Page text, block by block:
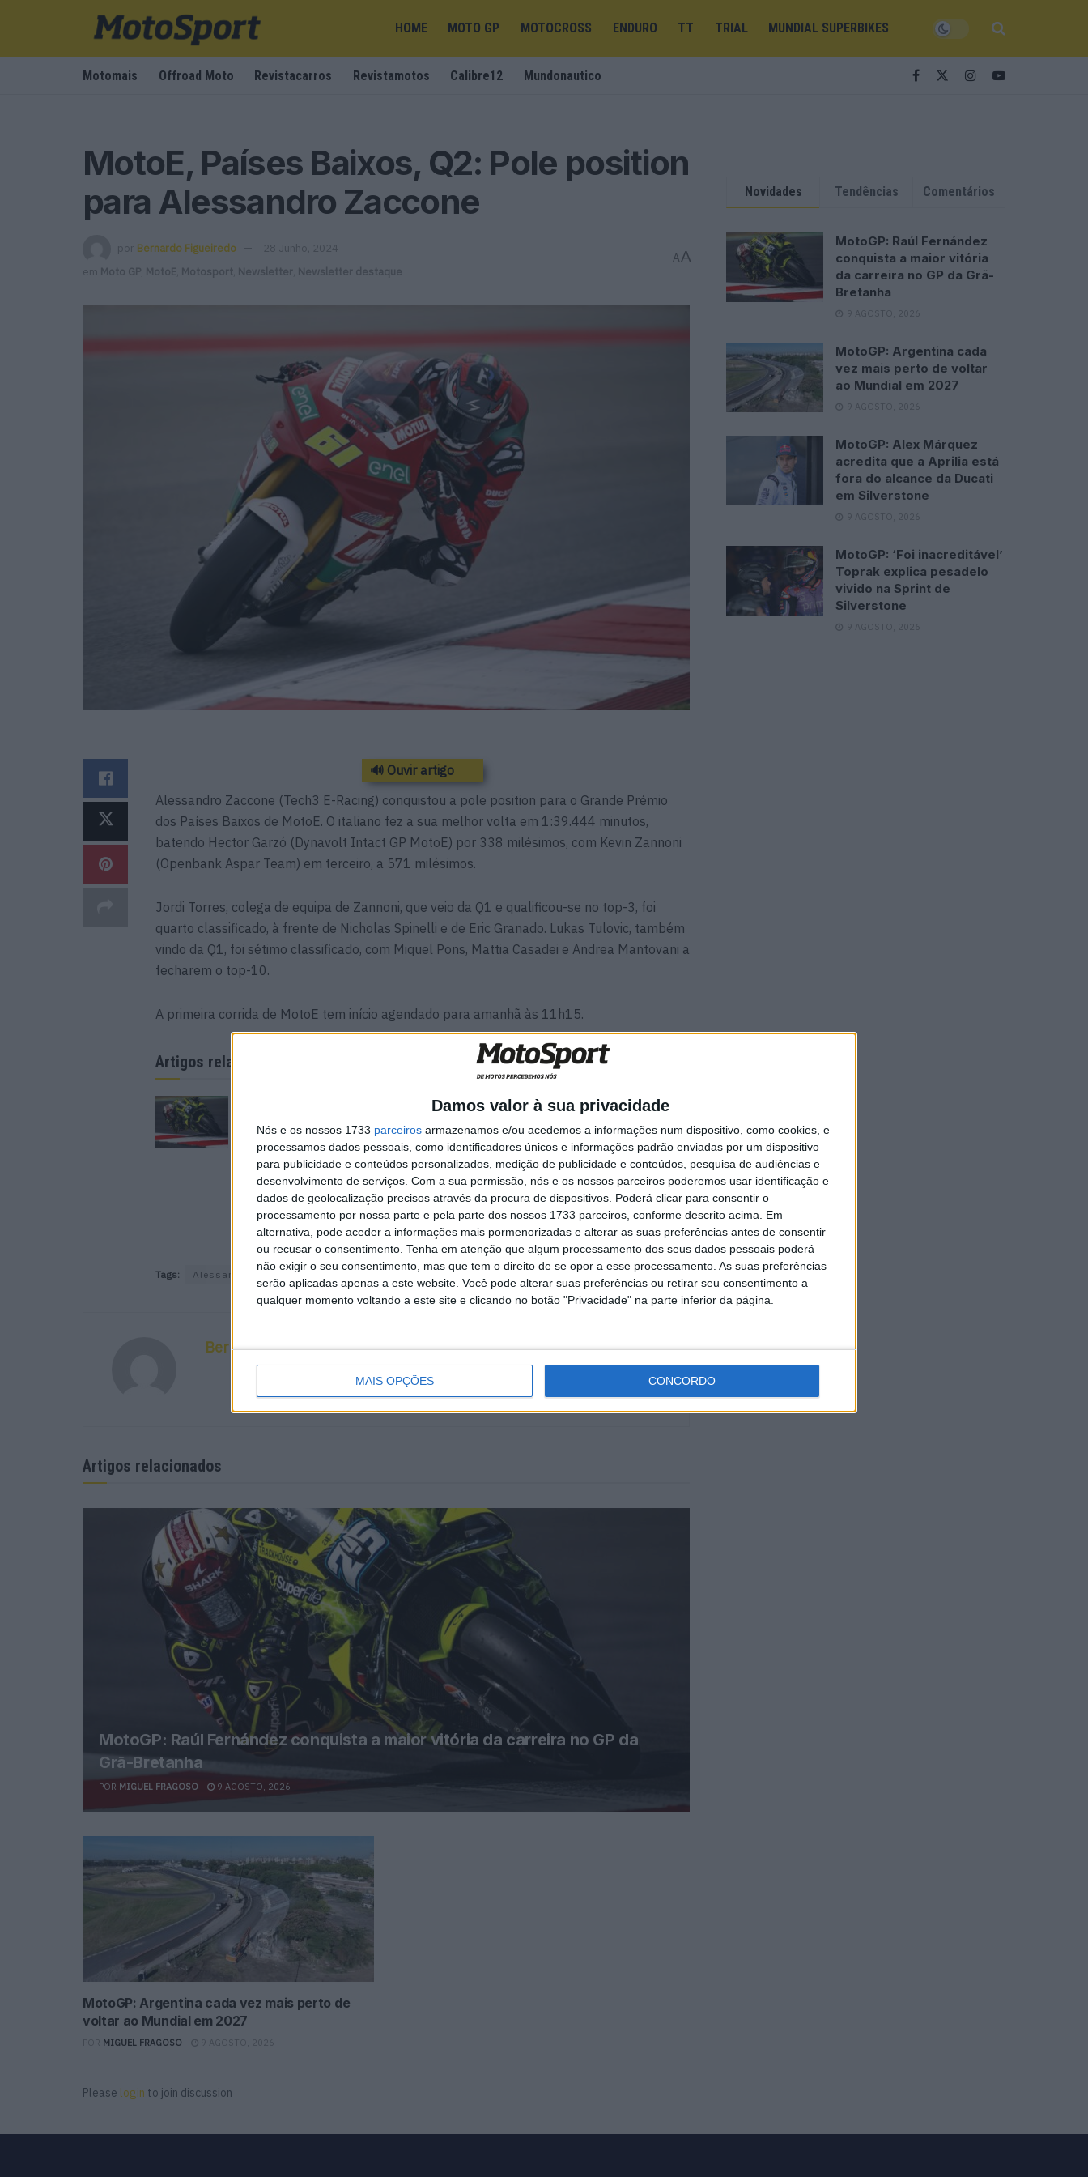
Damos valor à sua privacidade
Nós e os nossos 1733 parceiros armazenamos e/ou acedemos a informações num dispositivo, como cookies, e
processamos dados pessoais, como identificadores únicos e informações padrão enviadas por um dispositivo
para publicidade e conteúdos personalizados, medição de publicidade e conteúdos, pesquisa de audiências e
desenvolvimento de serviços. Com a sua permissão, nós e os nossos parceiros poderemos usar identificação e
dados de geolocalização precisos através da procura de dispositivos. Poderá clicar para consentir o
processamento por nossa parte e pela parte dos nossos 1733 parceiros, conforme descrito acima. Em
alternativa, pode aceder a informações mais pormenorizadas e alterar as suas preferências antes de consentir
ou recusar o consentimento. Tenha em atenção que algum processamento dos seus dados pessoais poderá
não exigir o seu consentimento, mas que tem o direito de se opor a esse processamento. As suas preferências
serão aplicadas apenas a este website. Você pode alterar suas preferências ou retirar seu consentimento a
qualquer momento voltando a este site e clicando no botão "Privacidade" na parte inferior da página.
MAIS OPÇÕES CONCORDO
HOME MOTO GP MOTOCROSS ENDURO TT TRIAL MUNDIAL SUPERBIKES
Motomais Offroad Moto Revistacarros Revistamotos Calibre12 Mundonautico
MotoE, Países Baixos, Q2: Pole position
para Alessandro Zaccone
por Bernardo Figueiredo
28 Junho, 2024
em
Moto GP MotoE Motosport Newsletter Newsletter destaque
AA
🔊 Ouvir artigo
Alessandro Zaccone (Tech3 E-Racing) conquistou a pole position para o Grande Prémio
dos Países Baixos de MotoE. O italiano fez a sua melhor volta em 1:39.444 minutos,
batendo Hector Garzó (Dynavolt Intact GP MotoE) por 338 milésimos, com Kevin Zannoni
(Openbank Aspar Team) em terceiro, a 571 milésimos.
Jordi Torres, colega de equipa de Zannoni, que veio da Q1 e qualificou-se no top-3, foi
quarto classificado, à frente de Nicholas Spinelli e de Eric Granado. Lukas Tulovic, também
vindo da Q1, foi sétimo classificado, com Miquel Pons, Mattia Casadei e Andrea Mantovani a
fecharem o top-10.
A primeira corrida de MotoE tem início agendado para amanhã às 11h15.
Artigos relacionados
carreira no GP da Grã-
Bretanha
9 AGOSTO, 2026
MotoGP: Argentina cada vez
mais perto de voltar ao
Mundial em 2027
9 AGOSTO, 2026
Tags: Alessandro Zaccone GP Países Baixos 2024 MotoGP 2024
Bernardo Figueiredo
Artigos relacionados
MotoGP: Raúl Fernández conquista a maior vitória da carreira no GP da
Grã-Bretanha
POR MIGUEL FRAGOSO 9 AGOSTO, 2026
MotoGP: Argentina cada vez mais perto de
voltar ao Mundial em 2027
MIGUEL FRAGOSO 9 AGOSTO, 2026
Please login to join discussion
Novidades Tendências Comentários
MotoGP: Raúl Fernández
conquista a maior vitória
da carreira no GP da Grã-
Bretanha
9 AGOSTO, 2026
MotoGP: Argentina cada
vez mais perto de voltar
ao Mundial em 2027
9 AGOSTO, 2026
MotoGP: Alex Márquez
acredita que a Aprilia está
fora do alcance da Ducati
em Silverstone
9 AGOSTO, 2026
MotoGP: ‘Foi inacreditável’
Toprak explica pesadelo
vivido na Sprint de
Silverstone
9 AGOSTO, 2026